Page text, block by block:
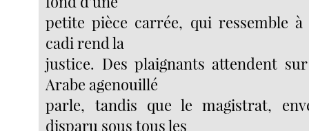
petite pièce carrée, qui ressemble
cadi rend la
justice. Des plaignants attendent
Arabe agenouillé
parle, tandis que le magistrat,
disparu sous tous les